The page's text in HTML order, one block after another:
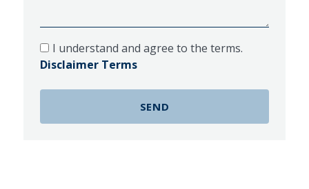
I understand and agree to the terms.
Disclaimer Terms